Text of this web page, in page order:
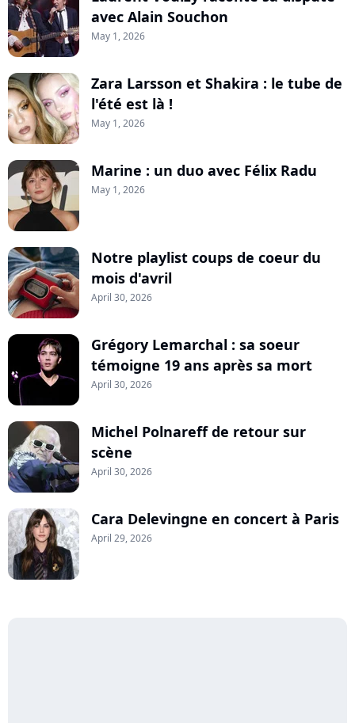
avec Alain Souchon
May 1, 2026
Zara Larsson et Shakira : le tube de
l'été est là !
May 1, 2026
Marine : un duo avec Félix Radu
May 1, 2026
Notre playlist coups de coeur du
mois d'avril
April 30, 2026
Grégory Lemarchal : sa soeur
témoigne 19 ans après sa mort
April 30, 2026
Michel Polnareff de retour sur
scène
April 30, 2026
Cara Delevingne en concert à Paris
April 29, 2026